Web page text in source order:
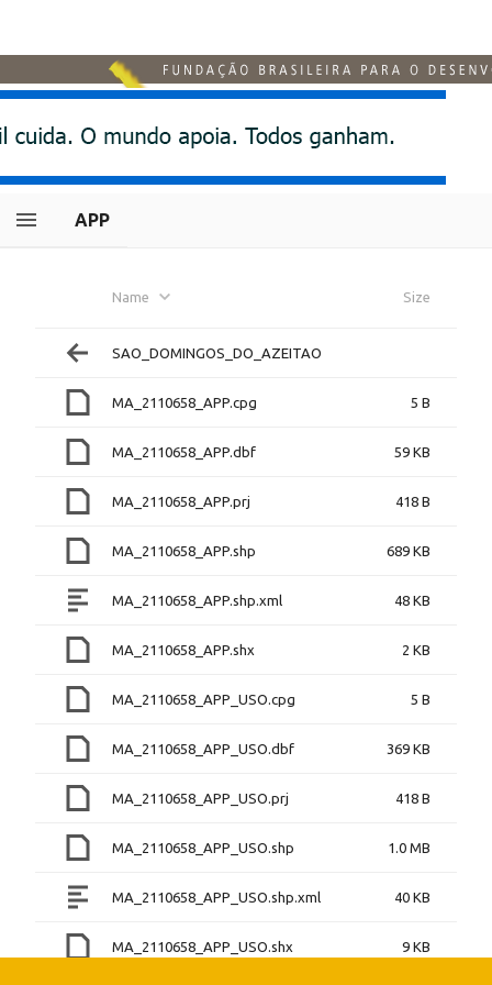
APP
Name Size
SAO_DOMINGOS_DO_AZEITAO
MA_2110658_APP.cpg 5 B
MA_2110658_APP.dbf 59 KB
MA_2110658_APP.prj 418 B
MA_2110658_APP.shp 689 KB
MA_2110658_APP.shp.xml 48 KB
MA_2110658_APP.shx 2 KB
MA_2110658_APP_USO.cpg 5 B
MA_2110658_APP_USO.dbf 369 KB
MA_2110658_APP_USO.prj 418 B
MA_2110658_APP_USO.shp 1.0 MB
MA_2110658_APP_USO.shp.xml 40 KB
MA_2110658_APP_USO.shx 9 KB